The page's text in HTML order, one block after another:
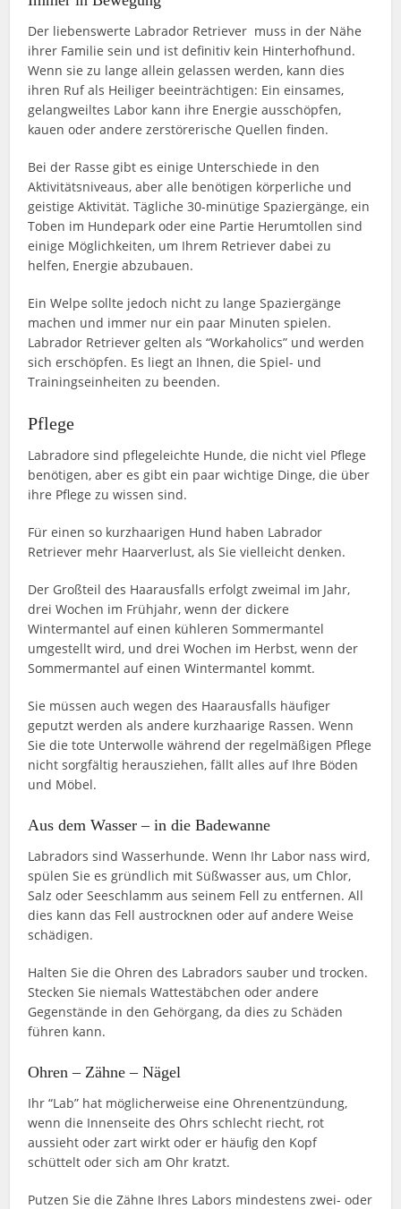
Der liebenswerte Labrador Retriever muss in der Nähe
ihrer Familie sein und ist definitiv kein Hinterhofhund.
Wenn sie zu lange allein gelassen werden, kann dies
ihren Ruf als Heiliger beeinträchtigen: Ein einsames,
gelangweiltes Labor kann ihre Energie ausschöpfen,
kauen oder andere zerstörerische Quellen finden.
Bei der Rasse gibt es einige Unterschiede in den
Aktivitätsniveaus, aber alle benötigen körperliche und
geistige Aktivität. Tägliche 30-minütige Spaziergänge, ein
Toben im Hundepark oder eine Partie Herumtollen sind
einige Möglichkeiten, um Ihrem Retriever dabei zu
helfen, Energie abzubauen.
Ein Welpe sollte jedoch nicht zu lange Spaziergänge
machen und immer nur ein paar Minuten spielen.
Labrador Retriever gelten als “Workaholics” und werden
sich erschöpfen. Es liegt an Ihnen, die Spiel- und
Trainingseinheiten zu beenden.
Pflege
Labradore sind pflegeleichte Hunde, die nicht viel Pflege
benötigen, aber es gibt ein paar wichtige Dinge, die über
ihre Pflege zu wissen sind.
Für einen so kurzhaarigen Hund haben Labrador
Retriever mehr Haarverlust, als Sie vielleicht denken.
Der Großteil des Haarausfalls erfolgt zweimal im Jahr,
drei Wochen im Frühjahr, wenn der dickere
Wintermantel auf einen kühleren Sommermantel
umgestellt wird, und drei Wochen im Herbst, wenn der
Sommermantel auf einen Wintermantel kommt.
Sie müssen auch wegen des Haarausfalls häufiger
geputzt werden als andere kurzhaarige Rassen. Wenn
Sie die tote Unterwolle während der regelmäßigen Pflege
nicht sorgfältig herausziehen, fällt alles auf Ihre Böden
und Möbel.
Aus dem Wasser – in die Badewanne
Labradors sind Wasserhunde. Wenn Ihr Labor nass wird,
spülen Sie es gründlich mit Süßwasser aus, um Chlor,
Salz oder Seeschlamm aus seinem Fell zu entfernen. All
dies kann das Fell austrocknen oder auf andere Weise
schädigen.
Halten Sie die Ohren des Labradors sauber und trocken.
Stecken Sie niemals Wattestäbchen oder andere
Gegenstände in den Gehörgang, da dies zu Schäden
führen kann.
Ohren – Zähne – Nägel
Ihr “Lab” hat möglicherweise eine Ohrenentzündung,
wenn die Innenseite des Ohrs schlecht riecht, rot
aussieht oder zart wirkt oder er häufig den Kopf
schüttelt oder sich am Ohr kratzt.
Putzen Sie die Zähne Ihres Labors mindestens zwei- oder